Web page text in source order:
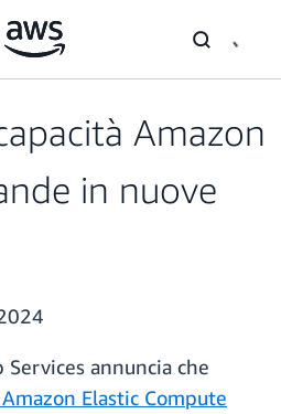
Amazon
in nuove
Services annuncia che
Elastic Compute